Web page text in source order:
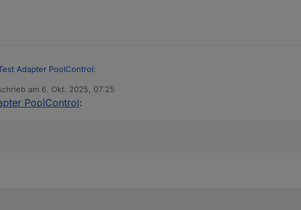
Adapter PoolControl:
inTest Adapter PoolControl
Resetbutton ebenfalls gleich mit in einem Zuge
am 6. Okt. 2025, 07:25
editiert von
PoolControl: